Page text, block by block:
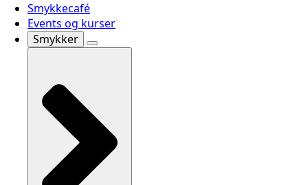
Smykkecafé
Events og kurser
Smykker